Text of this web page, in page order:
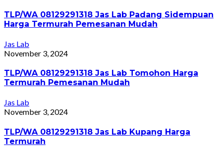
TLP/WA 08129291318 Jas Lab Padang Sidempuan
Harga Termurah Pemesanan Mudah
Jas Lab
November 3, 2024
TLP/WA 08129291318 Jas Lab Tomohon Harga
Termurah Pemesanan Mudah
Jas Lab
November 3, 2024
TLP/WA 08129291318 Jas Lab Kupang Harga
Termurah